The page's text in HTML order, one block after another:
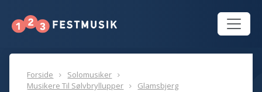
Forside
Solomusiker
Musikere Til Sølvbryllupper
Glamsbjerg